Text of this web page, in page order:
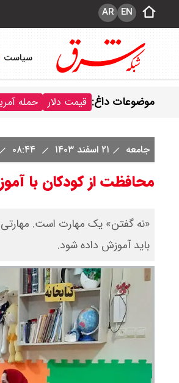
EN
AR
سیاست
موضوعات داغ: قیمت دلار حمله
جامعه ۲۱ اسفند ۱۴۰۳
محافظت از کودکان با
«نه گفتن» یک مهارت است.
باید آموزش داده شود.